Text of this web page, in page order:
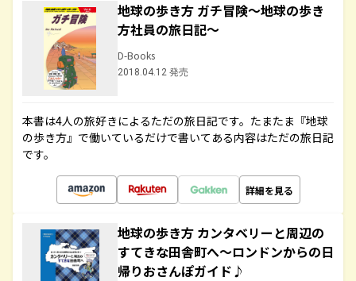
地球の歩き方 ガチ冒険～地球の歩き
方社員の旅日記～
D-Books
2018.04.12 発売
本書は4人の旅好きによるただの旅日記です。たまたま『地球
の歩き方』で働いているだけで書いてある内容はただの旅日記
です。
詳細を見る
地球の歩き方 カンタベリーと周辺の
すてきな田舎町へ～ロンドンからの日
帰りおさんぽガイド♪